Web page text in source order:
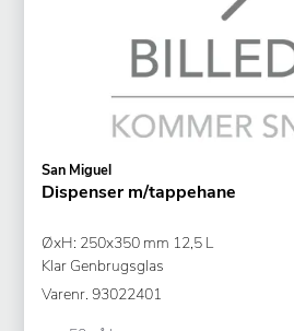
San Miguel
Dispenser m/tappehane
ØxH: 250x350 mm 12,5 L
Klar Genbrugsglas
Varenr. 93022401